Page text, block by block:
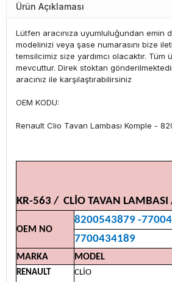
Ürün Açıklaması
Lütfen aracınıza uyumluluğundan emin
modelinizi veya şase numarasını bize
temsilcimiz size yardımcı olacaktır. Tüm
mevcuttur. Direk stoktan
aracınız ile karşılaştırabilirsiniz
OEM KODU:
Renault Clio Tavan Lambası Komple -
KR-563 / CLİO TAVAN LAMBASI
OEM NO
8200543879 -
7700434189
MARKA MODEL
RENAULT
CLİO